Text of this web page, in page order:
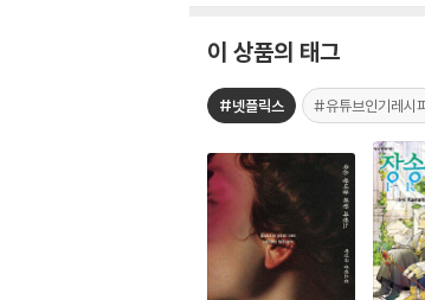
이 상품의 태그
#넷플릭스 #유튜브인기레시